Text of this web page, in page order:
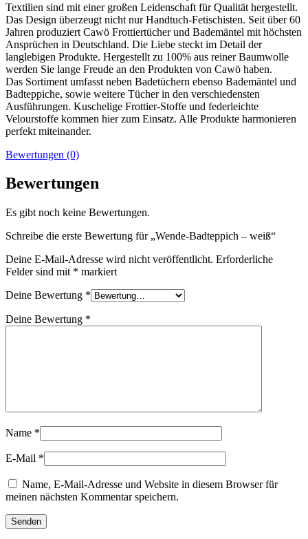
Textilien sind mit einer großen Leidenschaft für Qualität hergestellt.
Das Design überzeugt nicht nur Handtuch-Fetischisten. Seit über 60
Jahren produziert Cawö Frottiertücher und Bademäntel mit höchsten
Ansprüchen in Deutschland. Die Liebe steckt im Detail der
langlebigen Produkte. Hergestellt zu 100% aus reiner Baumwolle
werden Sie lange Freude an den Produkten von Cawö haben.
Das Sortiment umfasst neben Badetüchern ebenso Bademäntel und
Badteppiche, sowie weitere Tücher in den verschiedensten
Ausführungen. Kuschelige Frottier-Stoffe und federleichte
Velourstoffe kommen hier zum Einsatz. Alle Produkte harmonieren
perfekt miteinander.
Bewertungen (0)
Bewertungen
Es gibt noch keine Bewertungen.
Schreibe die erste Bewertung für „Wende-Badteppich – weiß“
Deine E-Mail-Adresse wird nicht veröffentlicht. Erforderliche
Felder sind mit * markiert
Deine Bewertung *
Deine Bewertung *
Name *
E-Mail *
Name, E-Mail-Adresse und Website in diesem Browser für
meinen nächsten Kommentar speichern.